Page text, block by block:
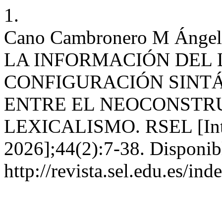
1.
Cano Cambronero M
LA INFORMACIÓN DEL
CONFIGURACIÓN
ENTRE EL
LEXICALISMO. RSEL
2026];44(2):7-38.
http://revista.sel.edu.es/